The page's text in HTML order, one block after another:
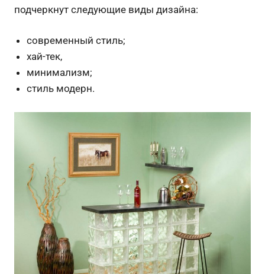
подчеркнут следующие виды дизайна:
современный стиль;
хай-тек,
минимализм;
стиль модерн.